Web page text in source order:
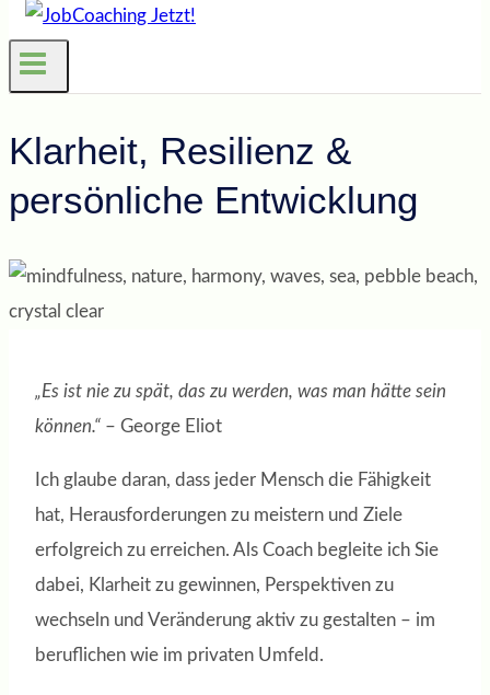
Klarheit, Resilienz &
persönliche Entwicklung
„Es ist nie zu spät, das zu werden, was man hätte sein
können.“ – George Eliot
Ich glaube daran, dass jeder Mensch die Fähigkeit
hat, Herausforderungen zu meistern und Ziele
erfolgreich zu erreichen. Als Coach begleite ich Sie
dabei, Klarheit zu gewinnen, Perspektiven zu
wechseln und Veränderung aktiv zu gestalten – im
beruflichen wie im privaten Umfeld.